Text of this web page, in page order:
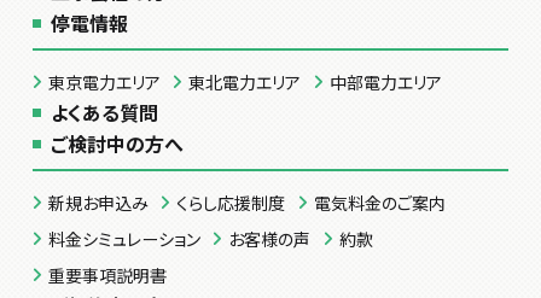
停電情報
東京電力エリア 東北電力エリア 中部電力エリア
よくある質問
ご検討中の方へ
新規お申込み くらし応援制度
電気料金のご案内
料金シミュレーション
お客様の声
約款
重要事項説明書